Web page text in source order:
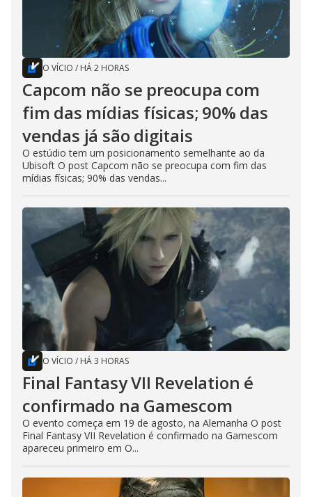
O VÍCIO / HÁ 2 HORAS
Capcom não se preocupa com
fim das mídias físicas; 90% das
vendas já são digitais
O estúdio tem um posicionamento semelhante ao da
Ubisoft O post Capcom não se preocupa com fim das
mídias físicas; 90% das vendas...
O VÍCIO / HÁ 3 HORAS
Final Fantasy VII Revelation é
confirmado na Gamescom
O evento começa em 19 de agosto, na Alemanha O post
Final Fantasy VII Revelation é confirmado na Gamescom
apareceu primeiro em O...